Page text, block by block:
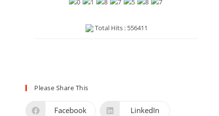
Total Hits : 556411
Please Share This
Facebook LinkedIn